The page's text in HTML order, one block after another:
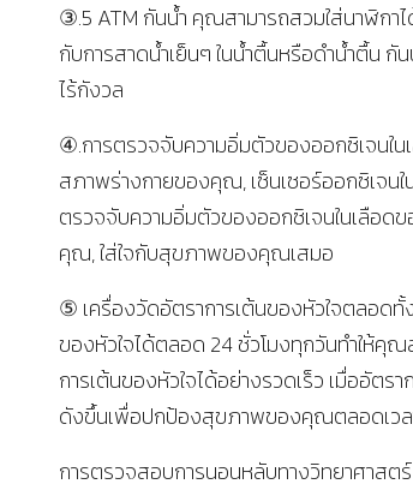
③.5 ATM กันน้ำ คุณสามารถสวมใส่นาฬิกา
กับการสาดน้ำเย็นๆ ในน้ำตื้นหรือดำน้ำตื้น กั
ไร้กังวล
④.การตรวจจับความอิ่มตัวของออกซิเจนใน
สภาพร่างกายของคุณ, เซ็นเซอร์ออกซิเจน
ตรวจจับความอิ่มตัวของออกซิเจนในเลือด
คุณ, ใส่ใจกับสุขภาพของคุณเสมอ
⑤ เครื่องวัดอัตราการเต้นของหัวใจตลอด
ของหัวใจได้ตลอด 24 ชั่วโมงทุกวันทำให้คุ
การเต้นของหัวใจได้อย่างรวดเร็ว เมื่ออัตร
ดังขึ้นเพื่อปกป้องสุขภาพของคุณตลอดเว
การตรวจสอบการนอนหลับทางวิทยาศาส